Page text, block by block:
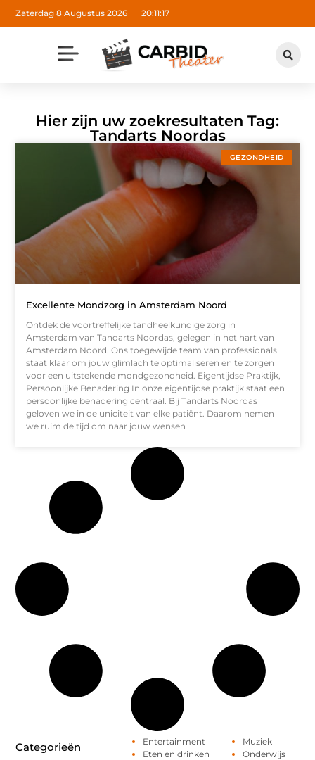
Zaterdag 8 Augustus 2026 20:11:17
Hier zijn uw zoekresultaten Tag:
Tandarts Noordas
GEZONDHEID
Excellente Mondzorg in Amsterdam Noord
Ontdek de voortreffelijke tandheelkundige zorg in
Amsterdam van Tandarts Noordas, gelegen in het hart van
Amsterdam Noord. Ons toegewijde team van professionals
staat klaar om jouw glimlach te optimaliseren en te zorgen
voor een uitstekende mondgezondheid. Eigentijdse Praktijk,
Persoonlijke Benadering In onze eigentijdse praktijk staat een
persoonlijke benadering centraal. Bij Tandarts Noordas
geloven we in de uniciteit van elke patiënt. Daarom nemen
we ruim de tijd om naar jouw wensen
Categorieën
Entertainment
Eten en drinken
Muziek
Onderwijs